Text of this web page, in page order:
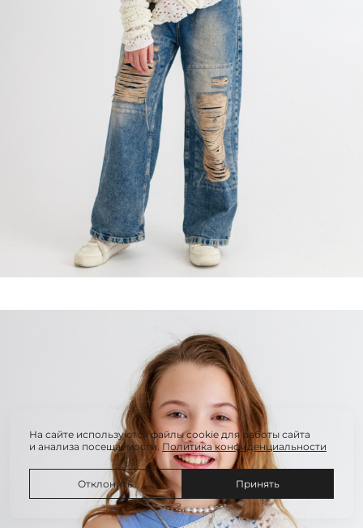
На сайте используются файлы cookie для работы сайта
и анализа посещаемости. Политика конфиденциальности
Отклонить Принять